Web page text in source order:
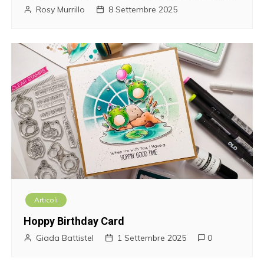
Rosy Murrillo 8 Settembre 2025
Articoli
Hoppy Birthday Card
Giada Battistel 1 Settembre 2025 0